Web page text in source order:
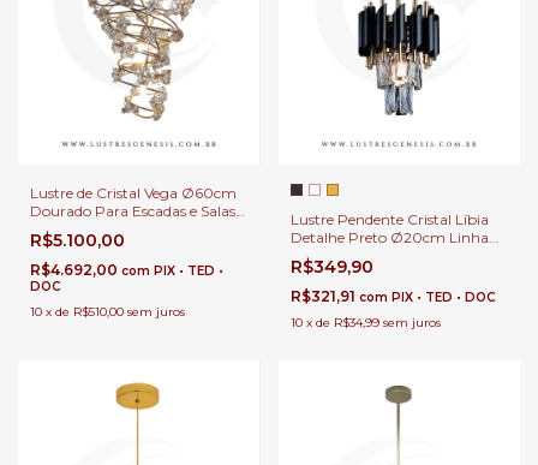
Lustre de Cristal Vega Ø60cm
Dourado Para Escadas e Salas
Pé Direito Duplo e Alto
R$5.100,00
R$4.692,00 com PIX • TED •
DOC
10 x de R$510,00 sem juros
Lustre Pendente Cristal Líbia
Detalhe Preto Ø20cm Linha
Contemporânea Para Balcão,
Lavabos e Cabeceira
R$349,90
R$321,91 com PIX • TED • DOC
10 x de R$34,99 sem juros